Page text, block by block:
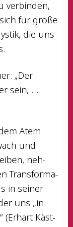
ver­bin­den,
für gro­ße
die uns
„Der
sein, …
Atem
und
neh­
Trans­for­ma­
in sei­ner
uns „in
(Erhart Käst­